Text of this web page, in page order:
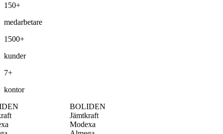
150+
medarbetare
1500+
kunder
7+
kontor
BOLIDEN
Jämtkraft
Modexa